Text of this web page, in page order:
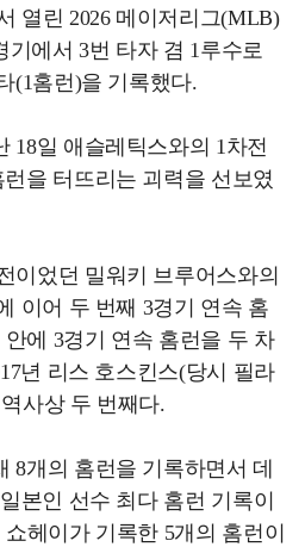
열린 2026 메이저리그(MLB)
에서 3번 타자 겸 1루수로
(1홈런)을 기록했다.
18일 애슬레틱스와의 1차전
을 터뜨리는 괴력을 선보였
이었던 밀워키 브루어스와의
이어 두 번째 3경기 연속 홈
에 3경기 연속 홈런을 두 차
년 리스 호스킨스(당시 필라
사상 두 번째다.
8개의 홈런을 기록하면서 데
본인 선수 최다 홈런 기록이
헤이가 기록한 5개의 홈런이